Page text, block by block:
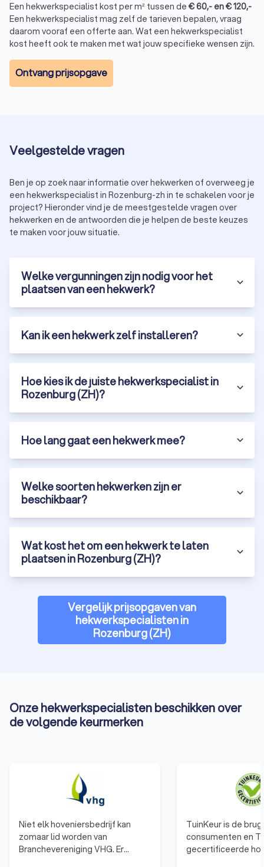
hekwerkspecialist achter de kwaliteit van het werk staat
en bereid is eventuele problemen in de toekomst op te
lossen.
Door deze tips te volgen, kun je een hekwerkspecialist in
verwachtingen voldoet, waardoor je jarenlang van een mooi
en functioneel hekwerk kunt genieten.
Of je nu kiest voor een functioneel en veilig spijlenhekwerk
juiste specialist in Rozenburg (ZH) kan je helpen jouw plannen
te realiseren met vakmanschap en expertise. Vraag vandaag
nog offertes aan van vier hekwerkspecialisten in Rozenburg
(ZH) en vind de hekwerkspecialist die bij jou past.
Een hekwerkspecialist kost per m² tussen de €60,- en€120,-
Een hekwerkspecialist mag zelf de tarieven bepalen, vraag
daarom vooraf een offerte aan. Wat een hekwerkspecialist
kost heeft ook te maken met wat jouw specifieke wensen zijn.
Ontvang prijsopgave
Veelgestelde vragen
Ben je op zoek naar informatie over hekwerken of overweeg je
een hekwerkspecialist in Rozenburg-zh in te schakelen voor je
project? Hieronder vind je de meestgestelde vragen over
hekwerken en de antwoorden die je helpen de beste keuzes
te maken voor jouw situatie.
Welke vergunningen zijn nodig voor het
plaatsen van een hekwerk?
Kan ik een hekwerk zelf installeren?
Hoe kies ik de juiste hekwerkspecialist in
Rozenburg (ZH)?
Hoe lang gaat een hekwerk mee?
Welke soorten hekwerken zijn er
beschikbaar?
Wat kost het om een hekwerk te laten
plaatsen in Rozenburg (ZH)?
Vergelijk prijsopgaven van
hekwerkspecialisten in
Rozenburg (ZH)
Onze hekwerkspecialisten beschikken over
de volgende keurmerken
Niet elk hoveniersbedrijf kan
zomaar lid worden van
Branchevereniging VHG. Er
TuinKeur is de
consumenten en
gecertificeerde